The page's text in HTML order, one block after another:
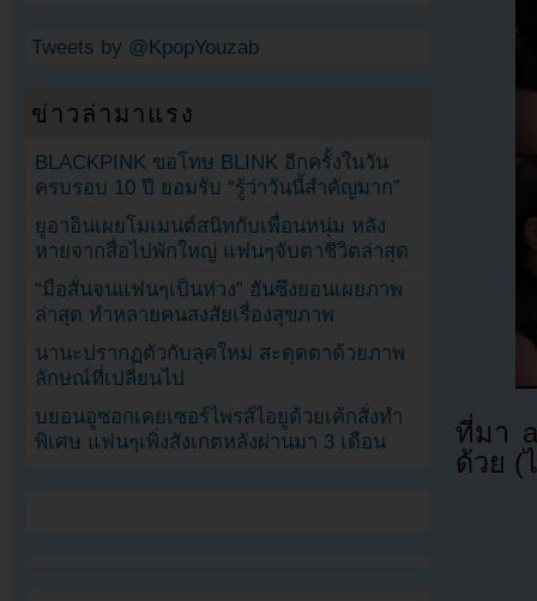
ที่มา
ด้วย (
Tweets by @KpopYouzab
ข่าวล่ามาแรง
BLACKPINK ขอโทษ BLINK อีกครั้งในวัน
ครบรอบ 10 ปี ยอมรับ “รู้ว่าวันนี้สำคัญมาก”
ยูอาอินเผยโมเมนต์สนิทกับเพื่อนหนุ่ม หลัง
หายจากสื่อไปพักใหญ่ แฟนๆจับตาชีวิตล่าสุด
“มือสั่นจนแฟนๆเป็นห่วง” ฮันซึงยอนเผยภาพ
ล่าสุด ทำหลายคนสงสัยเรื่องสุขภาพ
นานะปรากฏตัวกับลุคใหม่ สะดุดตาด้วยภาพ
ลักษณ์ที่เปลี่ยนไป
บยอนอูซอกเคยเซอร์ไพรส์ไอยูด้วยเค้กสั่งทำ
พิเศษ แฟนๆเพิ่งสังเกตหลังผ่านมา 3 เดือน